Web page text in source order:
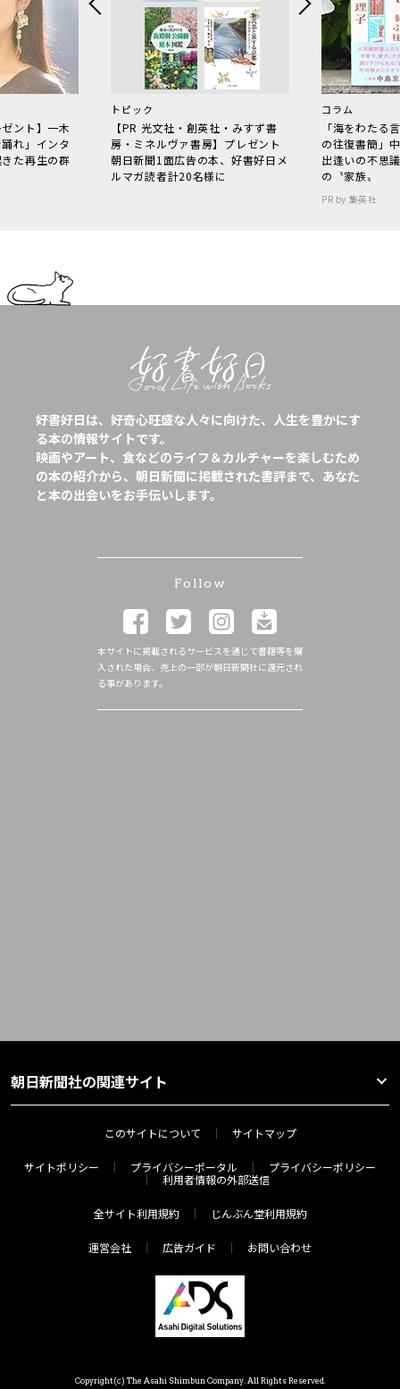
ント】一木
れ」インタ
た再生の群
トピック
【PR 光文社・創英社・みすず書
房・ミネルヴァ書房】プレゼント
朝日新聞1面広告の本、好書好日メ
ルマガ読者計20名様に
コラム
「海をわた
の往復書簡」
出逢いの不思
の〝家族〟
PR by 集英社
好書好日は、好奇心旺盛な人々に向けた、人生を豊かにす
る本の情報サイトです。
映画やアート、食などのライフ＆カルチャーを楽しむため
の本の紹介から、朝日新聞に掲載された書評まで、あなた
と本の出会いをお手伝いします。
Follow
本サイトに掲載されるサービスを通じて書籍等を購
入された場合、売上の一部が朝日新聞社に還元され
る事があります。
朝日新聞社の関連サイト
このサイトについて サイトマップ
サイトポリシー プライバシーポータル
プライバシーポリシー
利用者情報の外部送信
全サイト利用規約 じんぶん堂利用規約
運営会社 広告ガイド お問い合わせ
Copyright(c) The Asahi Shimbun Company. All Rights Reserved.